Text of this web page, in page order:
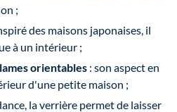
;
des maisons japonaises, il
à un intérieur ;
orientables : son aspect en
d'une petite maison ;
la verrière permet de laisser